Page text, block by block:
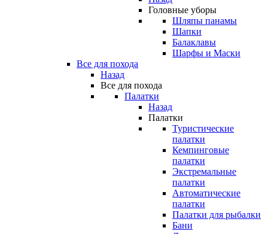
Головные уборы
Шляпы панамы
Шапки
Балаклавы
Шарфы и Маски
Все для похода
Назад
Все для похода
Палатки
Назад
Палатки
Туристические
палатки
Кемпинговые
палатки
Экстремальные
палатки
Автоматические
палатки
Палатки для рыбалки
Бани